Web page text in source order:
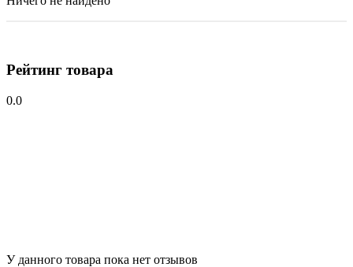
Рейтинг товара
0.0
У данного товара пока нет отзывов